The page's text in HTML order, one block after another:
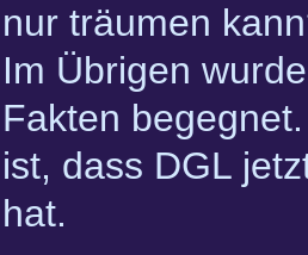
nur träumen
Im Übrigen
Fakten
ist, dass DGL
hat.